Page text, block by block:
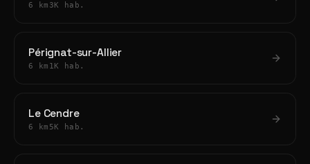
6 km 3K hab.
Pérignat-sur-Allier
6 km 1K hab.
Le Cendre
6 km 5K hab.